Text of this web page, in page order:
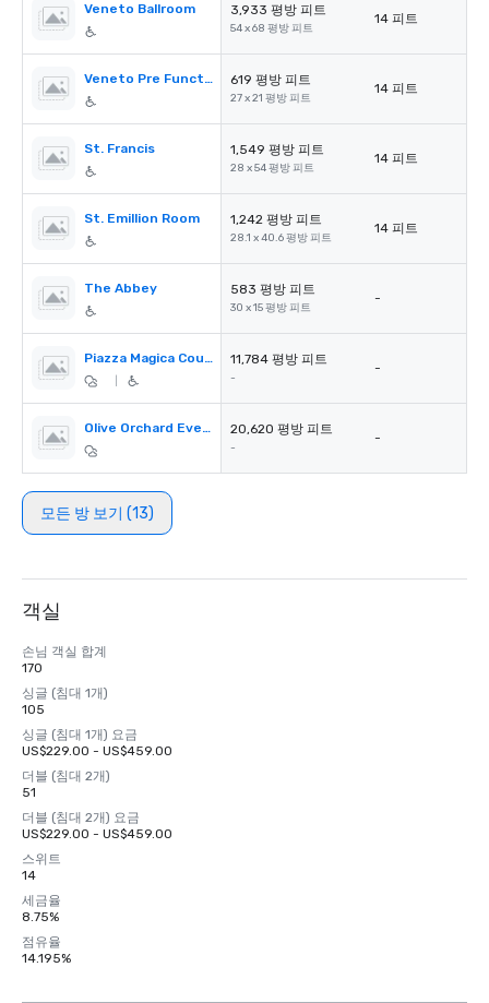
Veneto Ballroom 3,933 평방 피트
54 x 68 평방 피트
14 피트
Veneto Pre Function 619 평방 피트
27 x 21 평방 피트
14 피트
St. Francis 1,549 평방 피트
28 x 54 평방 피트
14 피트
St. Emillion Room 1,242 평방 피트
28.1 x 40.6 평방 피트
14 피트
The Abbey 583 평방 피트
30 x 15 평방 피트
-
Piazza Magica Courtyard 11,784 평방 피트
-
-
Olive Orchard Event Space 20,620 평방 피트
-
-
모든 방 보기 (13)
객실
손님 객실 합계
170
싱글 (침대 1개)
105
싱글 (침대 1개) 요금
US$229.00 - US$459.00
더블 (침대 2개)
51
더블 (침대 2개) 요금
US$229.00 - US$459.00
스위트
14
세금율
8.75%
점유율
14.195%